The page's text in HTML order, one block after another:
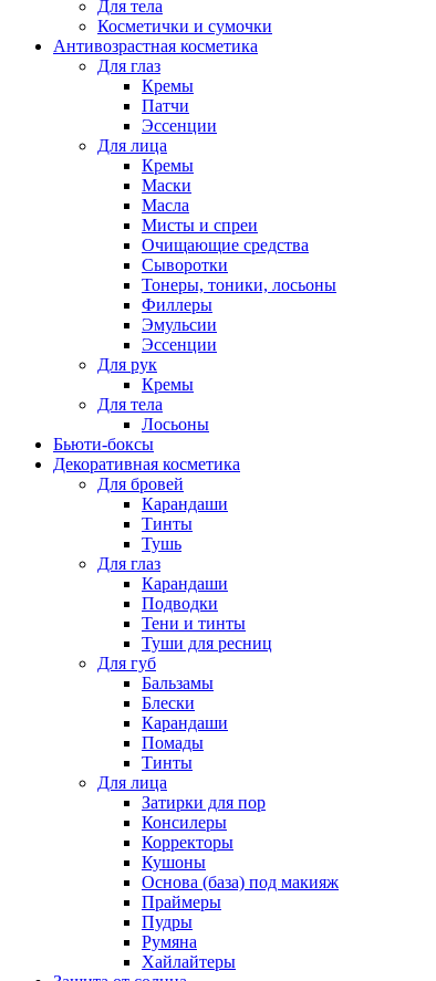
Для тела
Косметички и сумочки
Антивозрастная косметика
Для глаз
Кремы
Патчи
Эссенции
Для лица
Кремы
Маски
Масла
Мисты и спреи
Очищающие средства
Сыворотки
Тонеры, тоники, лосьоны
Филлеры
Эмульсии
Эссенции
Для рук
Кремы
Для тела
Лосьоны
Бьюти-боксы
Декоративная косметика
Для бровей
Карандаши
Тинты
Тушь
Для глаз
Карандаши
Подводки
Тени и тинты
Туши для ресниц
Для губ
Бальзамы
Блески
Карандаши
Помады
Тинты
Для лица
Затирки для пор
Консилеры
Корректоры
Кушоны
Основа (база) под макияж
Праймеры
Пудры
Румяна
Хайлайтеры